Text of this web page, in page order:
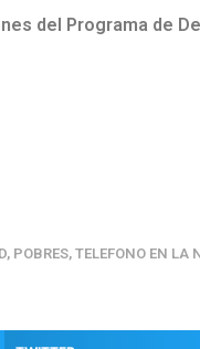
del Programa de
, POBRES, TELEFONO EN LA